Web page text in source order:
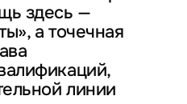
здесь —
а точечная
линии